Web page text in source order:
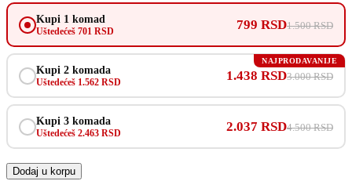
Kupi 1 komad
Uštedećeš 701 RSD 799 RSD1.500 RSD
Kupi 2 komada
Uštedećeš 1.562 RSD 1.438 RSD3.000 RSD
NAJPRODAVANIJE
Kupi 3 komada
Uštedećeš 2.463 RSD 2.037 RSD4.500 RSD
Dodaj u korpu